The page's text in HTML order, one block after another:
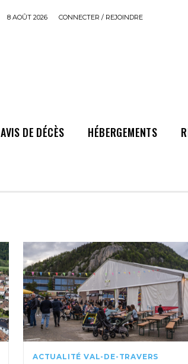
8 AOÛT 2026 CONNECTER / REJOINDRE
AVIS DE DÉCÈS HÉBERGEMENTS
ACTUALITÉ VAL-DE-TRAVERS